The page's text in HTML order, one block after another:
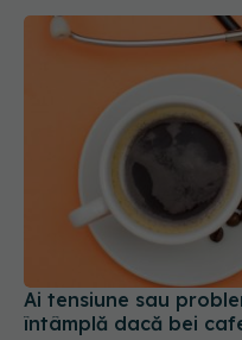
Ai tensiune sau
întâmplă dacă bei